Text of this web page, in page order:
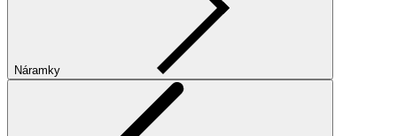
Náramky